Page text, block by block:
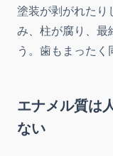
塗装が剥がれたり
み、柱が腐り、最
う。歯もまったく
エナメル質は
ない